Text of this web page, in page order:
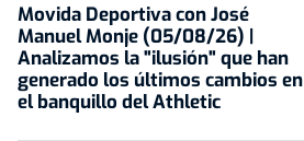
Movida Deportiva con José
Manuel Monje (05/08/26) |
Analizamos la "ilusión" que han
generado los últimos cambios en
el banquillo del Athletic